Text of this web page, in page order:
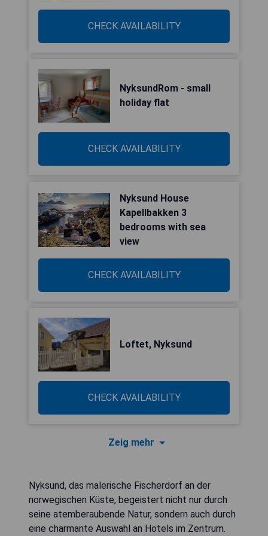
CHECK AVAILABILITY
NyksundRom - small
holiday flat
CHECK AVAILABILITY
Nyksund House
Kapellbakken 3
bedrooms with sea
view
CHECK AVAILABILITY
Loftet, Nyksund
CHECK AVAILABILITY
Zeig mehr
Nyksund, das malerische Fischerdorf an der
norwegischen Küste, begeistert nicht nur durch
seine atemberaubende Natur, sondern auch durch
eine charmante Auswahl an Hotels im Zentrum.